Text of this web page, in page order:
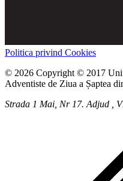
Politica privind Cookies
© 2026 Copyright © 2017
Adventiste de Ziua a Șaptea
Strada 1 Mai, Nr 17.Adjud ,